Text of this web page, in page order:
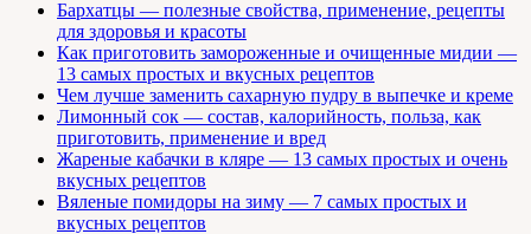
Бархатцы — полезные свойства, применение, рецепты
для здоровья и красоты
Как приготовить замороженные и очищенные мидии —
13 самых простых и вкусных рецептов
Чем лучше заменить сахарную пудру в выпечке и креме
Лимонный сок — состав, калорийность, польза, как
приготовить, применение и вред
Жареные кабачки в кляре — 13 самых простых и очень
вкусных рецептов
Вяленые помидоры на зиму — 7 самых простых и
вкусных рецептов